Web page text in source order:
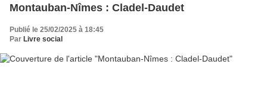
Montauban-Nîmes : Cladel-Daudet
Publié le 25/02/2025 à 18:45
Par Livre social